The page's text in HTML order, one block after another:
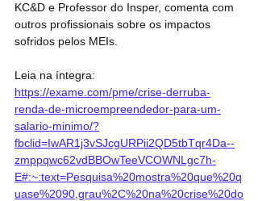
KC&D e Professor do Insper, comenta com
outros profissionais sobre os impactos
sofridos pelos MEIs.
Leia na íntegra:
https://exame.com/pme/crise-derruba-
renda-de-microempreendedor-para-um-
salario-minimo/?
fbclid=IwAR1j3vSJcgURPii2QD5tbTqr4Da--
zmppqwc62vdBBOwTeeVCOWNLgc7h-
E#:~:text=Pesquisa%20mostra%20que%20q
uase%2090,grau%2C%20na%20crise%20do